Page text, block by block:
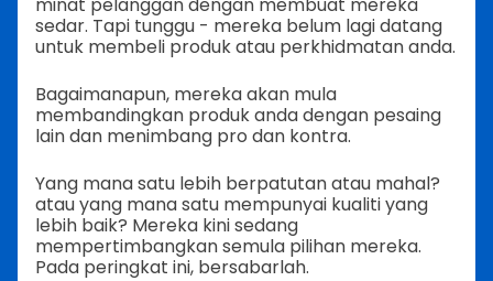
sedar. Tapi tunggu - mereka belum lagi datang
untuk membeli produk atau perkhidmatan anda.
Bagaimanapun, mereka akan mula
membandingkan produk anda dengan pesaing
lain dan menimbang pro dan kontra.
Yang mana satu lebih berpatutan atau mahal?
atau yang mana satu mempunyai kualiti yang
lebih baik? Mereka kini sedang
mempertimbangkan semula pilihan mereka.
Pada peringkat ini, bersabarlah.